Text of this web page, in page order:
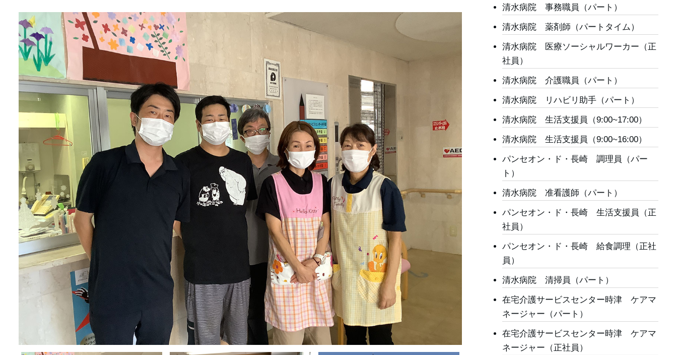
清水病院 事務職員（パート）
清水病院 薬剤師（パートタイム）
清水病院 医療ソーシャルワーカー（正
社員）
清水病院 介護職員（パート）
清水病院 リハビリ助手（パート）
清水病院 生活支援員（9:00~17:00）
清水病院 生活支援員（9:00~16:00）
パンセオン・ド・長崎 調理員（パー
ト）
清水病院 准看護師（パート）
パンセオン・ド・長崎 生活支援員（正
社員）
パンセオン・ド・長崎 給食調理（正社
員）
清水病院 清掃員（パート）
在宅介護サービスセンター時津 ケアマ
ネージャー（パート）
在宅介護サービスセンター時津 ケアマ
ネージャー（正社員）